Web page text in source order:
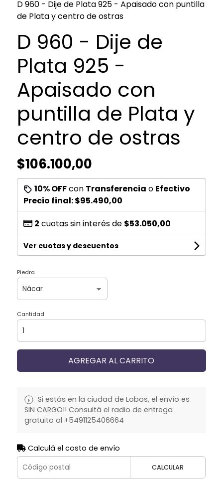
D 960 - Dije de Plata 925 - Apaisado con puntilla
de Plata y centro de ostras
D 960 - Dije de
Plata 925 -
Apaisado con
puntilla de Plata y
centro de ostras
$106.100,00
10% OFFcon Transferencia o Efectivo
Precio final:$95.490,00
2 cuotas sin interés de $53.050,00
Ver cuotas y descuentos
Piedra
Cantidad
AGREGAR AL CARRITO
Si estás en la ciudad de Lobos, el envío es
SIN CARGO!! Consultá el radio de entrega
gratuito al +5491125406664
Calculá el costo de envío
CALCULAR